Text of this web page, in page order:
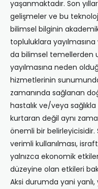
yaşanmaktadır. Son
gelişmeler ve bu
bilimsel bilginin
topluluklara
da bilimsel temellerden
yayılmasına neden
hizmetlerinin
zamanında sağlanan
hastalık ve/veya
kurtaran değil aynı
önemli bir belirleyicisidir.
verimli kullanılması,
yalnızca ekonomik
düzeyine olan etkileri
Aksi durumda yani yanlı,